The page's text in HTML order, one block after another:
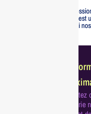
Pour un usage
officiellement distribué
Voici pourquoi
batterie